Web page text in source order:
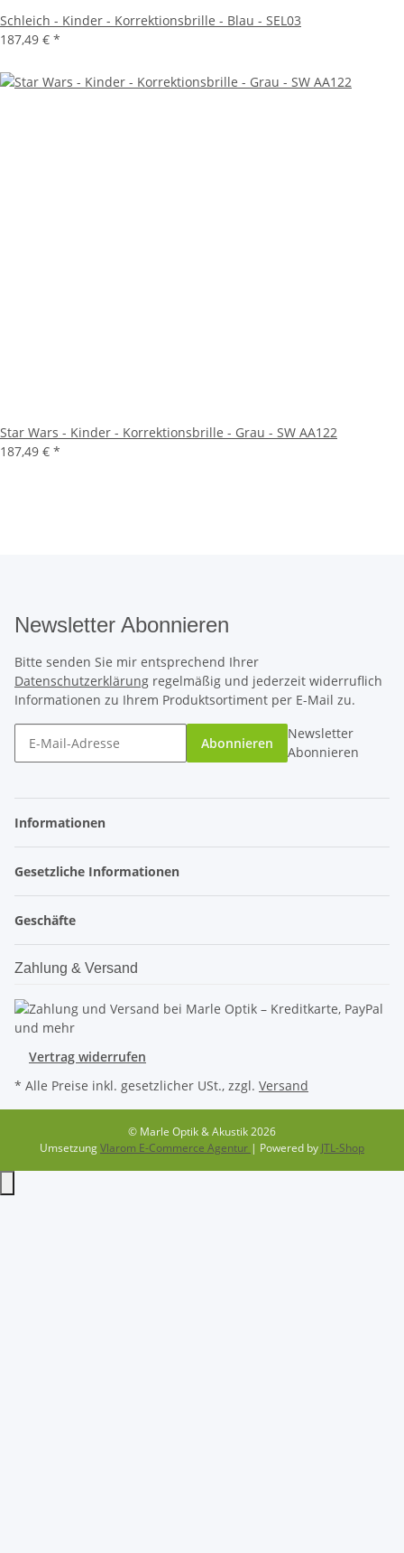
Schleich - Kinder - Korrektionsbrille - Blau - SEL03
187,49 € *
Star Wars - Kinder - Korrektionsbrille - Grau - SW AA122
187,49 € *
Newsletter Abonnieren
Bitte senden Sie mir entsprechend Ihrer
Datenschutzerklärung regelmäßig und jederzeit widerruflich
Informationen zu Ihrem Produktsortiment per E-Mail zu.
Abonnieren
Newsletter
Abonnieren
Informationen
Gesetzliche Informationen
Geschäfte
Zahlung & Versand
Vertrag widerrufen
* Alle Preise inkl. gesetzlicher USt., zzgl. Versand
© Marle Optik & Akustik 2026
UmsetzungVlarom E-Commerce Agentur | Powered by JTL-Shop